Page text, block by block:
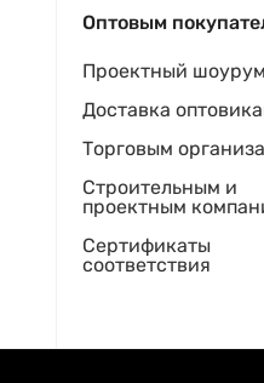
Оптовым
Проектный шоурум
Доставка
Торговым
Строительным и
проектным
Сертификаты
соответствия